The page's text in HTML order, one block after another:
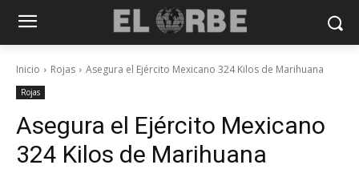
Inicio Rojas Asegura el Ejército Mexicano 324 Kilos de Marihuana
Rojas
Asegura el Ejército Mexicano
324 Kilos de Marihuana